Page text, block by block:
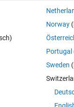
Norway
Portugal
Sweden
Informativa
dell'applicazione
MathWorks, Inc.